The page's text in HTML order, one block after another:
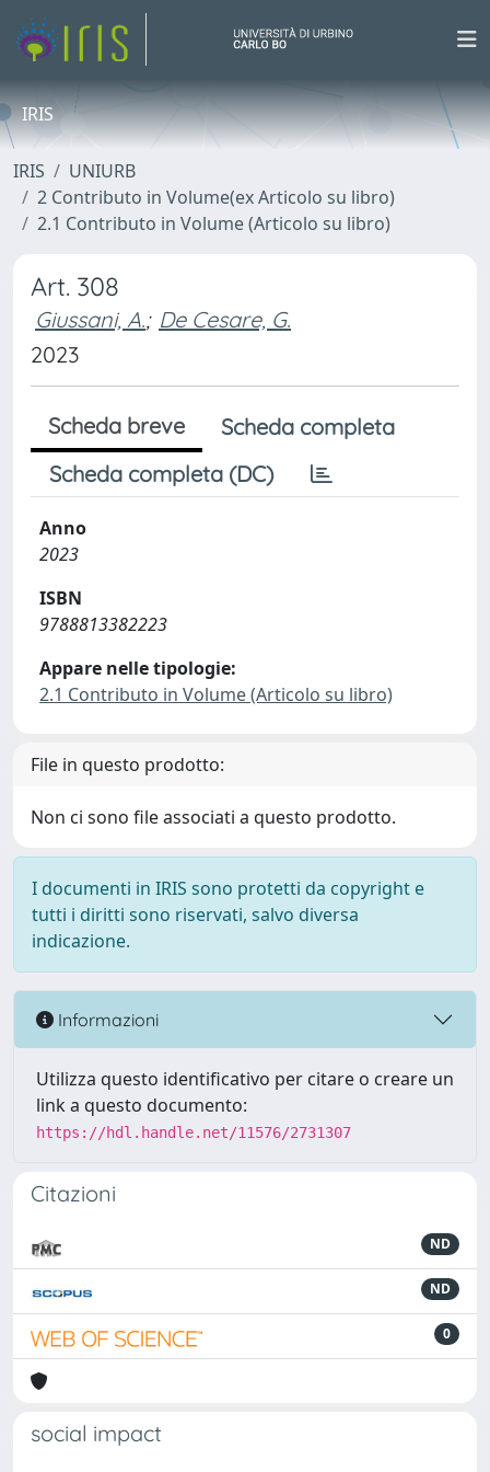
IRIS
IRIS
UNIURB
2 Contributo in Volume(ex Articolo su libro)
2.1 Contributo in Volume (Articolo su libro)
Art. 308
Giussani, A.; De Cesare, G.
2023
Scheda breve
Scheda completa
Scheda completa (DC)
Anno
2023
ISBN
9788813382223
Appare nelle tipologie:
2.1 Contributo in Volume (Articolo su libro)
File in questo prodotto:
Non ci sono file associati a questo prodotto.
I documenti in IRIS sono protetti da copyright e
tutti i diritti sono riservati, salvo diversa
indicazione.
Informazioni
Utilizza questo identificativo per citare o creare un
link a questo documento:
https://hdl.handle.net/11576/2731307
Citazioni
ND
ND
0
social impact